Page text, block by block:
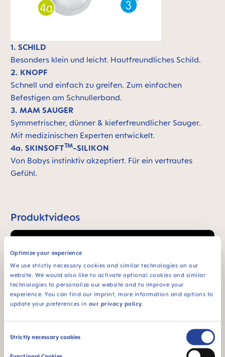
Optimize your experience
We use strictly necessary cookies and similar technologies on our
website. We would also like to activate optional cookies and similar
technologies to personalize our website and to improve your
experience. You can find our imprint, more information and options to
update your preferences in our privacy policy.
Consent
Strictly necessary cookies
1. SCHILD
Besonders klein und leicht. Hautfreundliches Schild.
2. KNOPF
Schnell und einfach zu greifen. Zum einfachen
Befestigen am Schnullerband.
3. MAM SAUGER
Symmetrischer, dünner & kieferfreundlicher Sauger.
Mit medizinischen Experten entwickelt.
4a. SKINSOFTTM-SILIKON
Von Babys instinktiv akzeptiert. Für ein vertrautes
Gefühl.
Produktvideos